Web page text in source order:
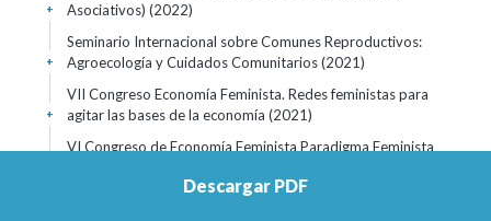
Asociativos) (2022)
+
Seminario Internacional sobre Comunes Reproductivos:
Agroecología y Cuidados Comunitarios(2021)
+
VII Congreso Economía Feminista. Redes feministas para
agitar las bases de la economía (2021)
+
VI Congreso de Economía Feminista Paradigma Feminista
VIII Jornadas de Investigación de la FHCE
Descargar PDF